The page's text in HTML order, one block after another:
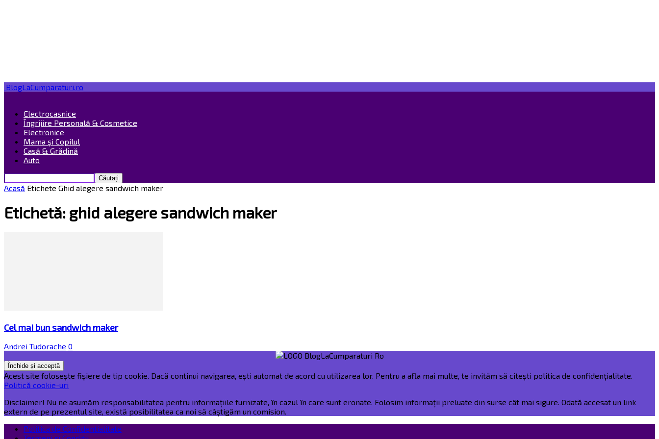
BlogLaCumparaturi.ro
Electrocasnice
Îngrijire Personală & Cosmetice
Electronice
Mama și Copilul
Casă & Grădină
Auto
Acasă Etichete Ghid alegere sandwich maker
Etichetă: ghid alegere sandwich maker
Cel mai bun sandwich maker
Andrei Tudorache 0
Acest site folosește fișiere de tip cookie. Dacă continui navigarea, ești automat de acord cu utilizarea lor. Pentru a afla mai multe, te invităm să citești politica de confidențialitate.
Politică cookie-uri
Disclaimer! Nu ne asumăm responsabilitatea pentru informațiile furnizate, în cazul în care sunt eronate. Folosim informații preluate din surse cât mai sigure. Odată accesat un link
extern de pe prezentul site, există posibilitatea ca noi să câștigăm un comision.
Politica de Confidentialitate